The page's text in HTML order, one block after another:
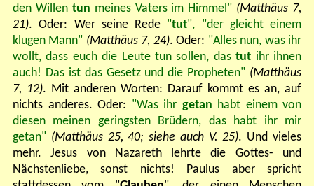
den Willen tun meines Vaters im Himmel" (Matthäus 7,
21). Oder: Wer seine Rede "tut", "der gleicht einem
klugen Mann" (Matthäus 7, 24). Oder: "Alles nun, was ihr
wollt, dass euch die Leute tun sollen, dastut ihr ihnen
auch! Das ist das Gesetz und die Propheten" (Matthäus
7, 12). Mit anderen Worten: Darauf kommt es an, auf
nichts anderes. Oder: "Was ihr getan habt einem von
diesen meinen geringsten Brüdern, das habt ihr mir
getan" (Matthäus 25, 40; siehe auch V. 25). Und vieles
mehr.
Jesus von Nazareth lehrte die Gottes- und
Nächstenliebe, sonst nichts! Paulus aber spricht